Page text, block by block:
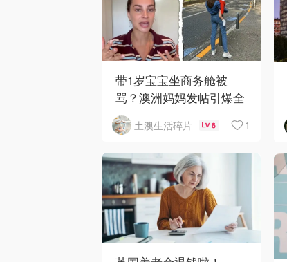
带1岁宝宝坐商务舱被
骂？澳洲妈妈发帖引爆全
网争议
土澳生活碎片 6 1